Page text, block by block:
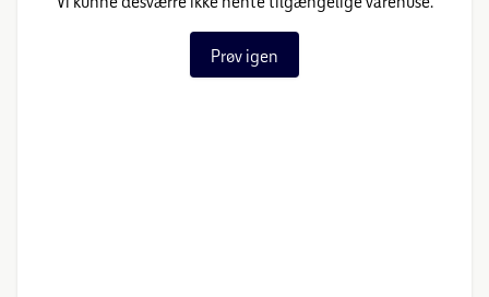
Prøv igen